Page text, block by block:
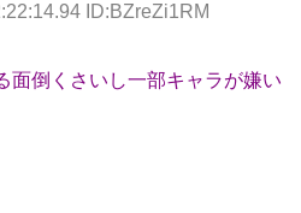
ID:BZreZi1RM
面倒くさいし一部キャラが嫌い